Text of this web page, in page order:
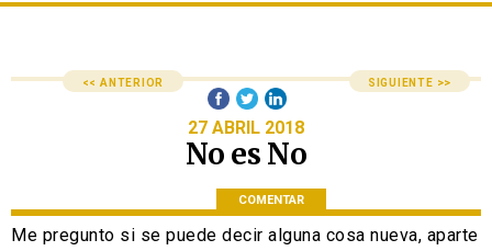
<< ANTERIOR SIGUIENTE >>
27 ABRIL 2018
No es No
COMENTAR
Me pregunto si se puede decir alguna cosa nueva, aparte